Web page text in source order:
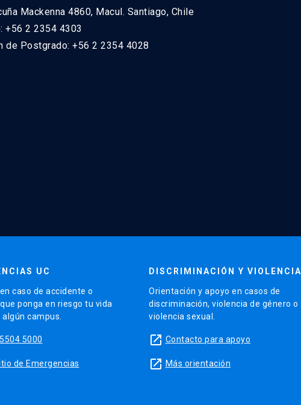
Mackenna 4860, Macul. Santiago, Chile
+56 2 2354 4303
de Postgrado: +56 2 2354 4028
UC
caso de accidente o
ponga en riesgo tu vida
campus.
5000
de Emergencias
DISCRIMINACIÓN Y VIOLENCIA
Orientación y apoyo en casos de
discriminación, violencia de género o
violencia sexual.
launch Contacto para apoyo
launch Más orientación